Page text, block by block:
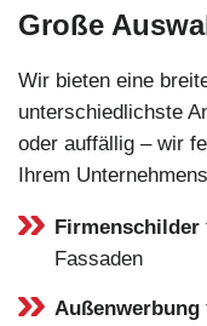
Große
Wir bieten eine
unterschiedlichste
oder auffällig – wir
Ihrem
Firmenschilder
Fassaden
Außenwerbung